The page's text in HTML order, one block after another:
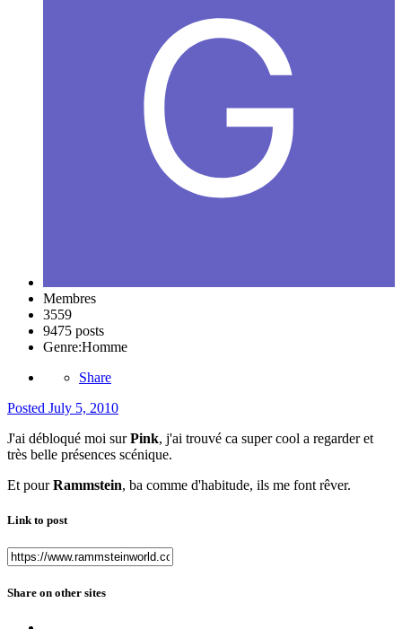
Membres
3559
9475 posts
Genre:Homme
Share
Posted July 5, 2010
J'ai débloqué moi surPink, j'ai trouvé ca super cool a regarder et
très belle présences scénique.
Et pourRammstein, ba comme d'habitude, ils me font rêver.
Link to post
Share on other sites